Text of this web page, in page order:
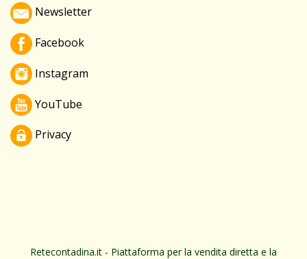
Newsletter
Facebook
Instagram
YouTube
Privacy
Retecontadina.it - Piattaforma per la vendita diretta e la